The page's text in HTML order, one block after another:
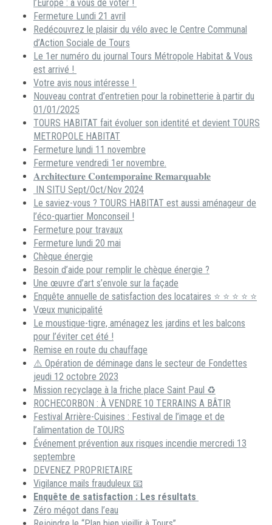
l’Europe : à vous de voter !
Fermeture Lundi 21 avril
Redécouvrez le plaisir du vélo avec le Centre Communal
d’Action Sociale de Tours
Le 1er numéro du journal Tours Métropole Habitat & Vous
est arrivé !
Votre avis nous intéresse !
Nouveau contrat d’entretien pour la robinetterie à partir du
01/01/2025
TOURS HABITAT fait évoluer son identité et devient TOURS
METROPOLE HABITAT
Fermeture lundi 11 novembre
Fermeture vendredi 1er novembre.
𝐀𝐫𝐜𝐡𝐢𝐭𝐞𝐜𝐭𝐮𝐫𝐞 𝐂𝐨𝐧𝐭𝐞𝐦𝐩𝐨𝐫𝐚𝐢𝐧𝐞 𝐑𝐞𝐦𝐚𝐫𝐪𝐮𝐚𝐛𝐥𝐞
IN SITU Sept/Oct/Nov 2024
Le saviez-vous ? TOURS HABITAT est aussi aménageur de
l’éco-quartier Monconseil !
Fermeture pour travaux
Fermeture lundi 20 mai
Chèque énergie
Besoin d’aide pour remplir le chèque énergie ?
Une œuvre d’art s’envole sur la façade
Enquête annuelle de satisfaction des locataires ⭐ ⭐ ⭐ ⭐ ⭐
Vœux municipalité
Le moustique-tigre, aménagez les jardins et les balcons
pour l’éviter cet été !
Remise en route du chauffage
⚠️ Opération de déminage dans le secteur de Fondettes
jeudi 12 octobre 2023
Mission recyclage à la friche place Saint Paul ♻️
ROCHECORBON : À VENDRE 10 TERRAINS A BÂTIR
Festival Arrière-Cuisines : Festival de l’image et de
l’alimentation de TOURS
Événement prévention aux risques incendie mercredi 13
septembre
DEVENEZ PROPRIETAIRE
Vigilance mails frauduleux 📧
Enquête de satisfaction : Les résultats
Zéro mégot dans l’eau